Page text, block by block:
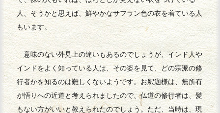
人、そうかと思えば、鮮やかなサフラン色の衣を着ている人
もいます。
意味のない外見上の違いもあるのでしょうが、インド人や
インドをよく知っている人は、その姿を見て、どの宗派の修
行者かを知るのは難しくないようです。お釈迦様は、無所有
が悟りへの近道と考えられましたので、仏道の修行者は、髪
もない方がいいと教えられたのでしょう。ただ、当時は、現